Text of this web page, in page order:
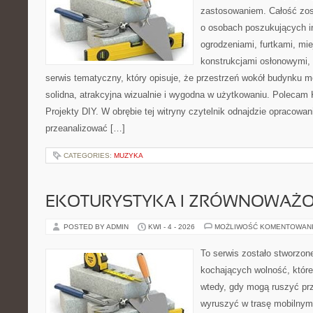
zastosowaniem. Całość
o osobach poszukujących
ogrodzeniami, furtkami,
konstrukcjami
serwis tematyczny, który opisuje, że przestrzeń wokół budynku
solidna, atrakcyjna wizualnie i wygodna w użytkowaniu. Polecam
Projekty DIY. W obrębie tej witryny czytelnik odnajdzie
przeanalizować […]
CATEGORIES: MUZYKA
EKOTURYSTYKA I
POSTED BY ADMIN KWI - 4 - 2026 MOŻLIWOŚĆ
To serwis zostało
kochających wolność,
wtedy, gdy mogą ruszyć
wyruszyć w trasę